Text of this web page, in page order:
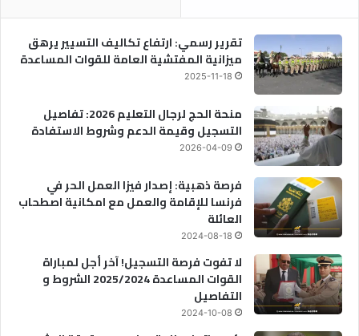
تقرير رسمي: ارتفاع تكاليف التسيير يرهق
ميزانية المفتشية العامة للقوات المساعدة
2025-11-18
منحة الحج لرجال التعليم 2026: تفاصيل
التسجيل وقيمة الدعم وشروط الاستفادة
2026-04-09
فرصة ذهبية: إصدار فيزا العمل الحر في
فرنسا للإقامة والعمل مع امكانية اصطحاب
العائلة
2024-08-18
لا تفوت فرصة التسجيل! آخر أجل لمباراة
القوات المساعدة 2025/2024 الشروط و
التفاصيل
2024-10-08